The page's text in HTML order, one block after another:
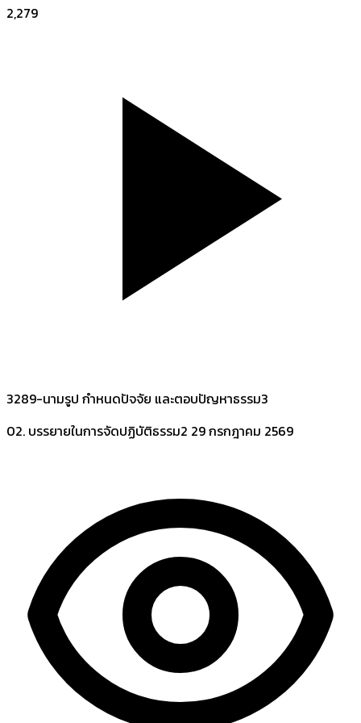
2,279
3289-นามรูป กำหนดปัจจัย และตอบปัญหาธรรม3
02. บรรยายในการจัดปฏิบัติธรรม2 29 กรกฎาคม 2569